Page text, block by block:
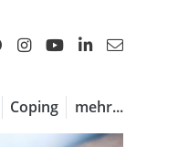
Coping mehr...